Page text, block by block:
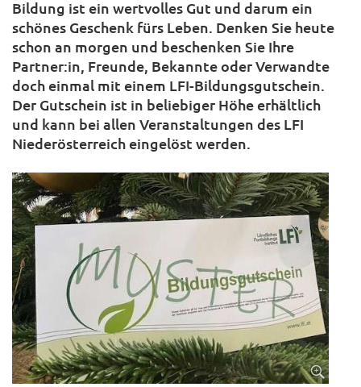
Bildung ist ein wertvolles Gut und darum ein
schönes Geschenk fürs Leben. Denken Sie heute
schon an morgen und beschenken Sie Ihre
Partner:in, Freunde, Bekannte oder Verwandte
doch einmal mit einem LFI-Bildungsgutschein.
Der Gutschein ist in beliebiger Höhe erhältlich
und kann bei allen Veranstaltungen des LFI
Niederösterreich eingelöst werden.